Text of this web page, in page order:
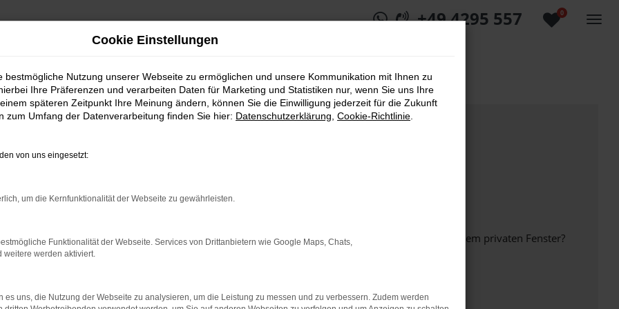
0
+49 4295 557
bestimmter Seiten verhindern. Funktioniert die Seite in einem anderen Browser oder in einem privaten Fenster?
beheben.
auf dem neuesten Stand sind.
Cookie Einstellungen
bestmögliche Nutzung unserer Webseite zu ermöglichen und unsere Kommunikation mit Ihnen zu
Ihre Präferenzen und verarbeiten Daten für Marketing und Statistiken nur, wenn Sie uns Ihre
späteren Zeitpunkt Ihre Meinung ändern, können Sie die Einwilligung jederzeit für die Zukunft
zum Umfang der Datenverarbeitung finden Sie hier: Datenschutzerklärung Cookie-Richtlinie
von uns eingesetzt:
um die Kernfunktionalität der Webseite zu gewährleisten.
Funktionalität der Webseite. Services von Drittanbietern wie Google Maps, Chats,
weitere werden aktiviert.
es uns, die Nutzung der Webseite zu analysieren, um die Leistung zu messen und zu verbessern. Zudem werden